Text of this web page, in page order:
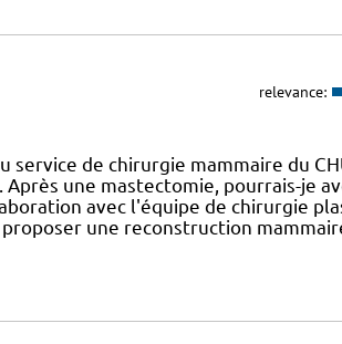
relevance:
service de chirurgie mammaire du
une mastectomie, pourrais-je
avec l'équipe de chirurgie
une reconstruction